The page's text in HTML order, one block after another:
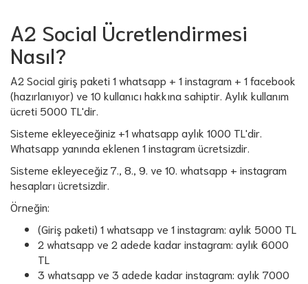
A2 Social Ücretlendirmesi
Nasıl?
A2 Social giriş paketi 1 whatsapp + 1 instagram + 1 facebook
(hazırlanıyor) ve 10 kullanıcı hakkına sahiptir. Aylık kullanım
ücreti 5000 TL'dir.
Sisteme ekleyeceğiniz +1 whatsapp aylık 1000 TL'dir.
Whatsapp yanında eklenen 1 instagram ücretsizdir.
Sisteme ekleyeceğiz 7., 8., 9. ve 10. whatsapp + instagram
hesapları ücretsizdir.
Örneğin:
(Giriş paketi) 1 whatsapp ve 1 instagram: aylık 5000 TL
2 whatsapp ve 2 adede kadar instagram: aylık 6000
TL
3 whatsapp ve 3 adede kadar instagram: aylık 7000